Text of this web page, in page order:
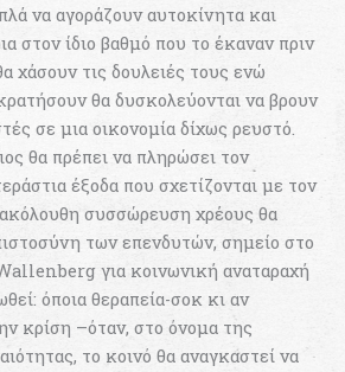
να αγοράζουν αυτοκίνητα και
στον ίδιο βαθμό που το έκαναν πριν
χάσουν τις δουλειές τους ενώ
θα δυσκολεύονται να βρουν
σε μια οικονομία δίχως ρευστό.
θα πρέπει να πληρώσει τον
έξοδα που σχετίζονται με τον
συσσώρευση χρέους θα
των επενδυτών, σημείο στο
για κοινωνική αναταραχή
όποια θεραπεία-σοκ κι αν
κρίση –όταν, στο όνομα της
το κοινό θα αναγκαστεί να